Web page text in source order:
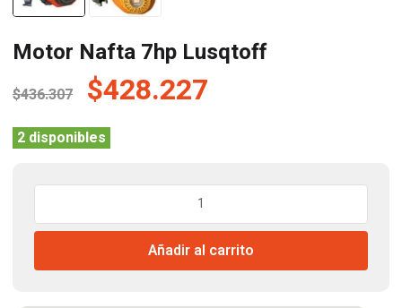
Motor Nafta 7hp Lusqtoff
$436.307 El
precio
original
era:
$436.307.
$428.227
es:
2 disponibles
Motor
7hp
cantidad
Añadir al carrito